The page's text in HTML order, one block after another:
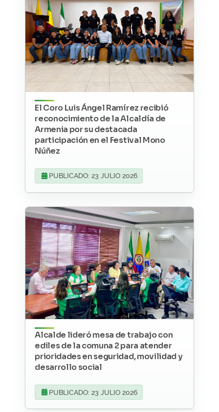
El Coro Luis Ángel Ramírez recibió
reconocimiento de la Alcaldía de
Armenia por su destacada
participación en el Festival Mono
Núñez
PUBLICADO: 23 JULIO 2026
Alcalde lideró mesa de trabajo con
ediles de la comuna 2 para atender
prioridades en seguridad, movilidad y
desarrollo social
PUBLICADO: 23 JULIO 2026